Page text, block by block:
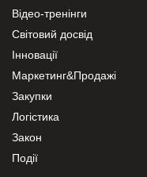
Відео-тренінги
Світовий досвід
Інновації
Маркетинг&Продажі
Закупки
Логістика
Закон
Події